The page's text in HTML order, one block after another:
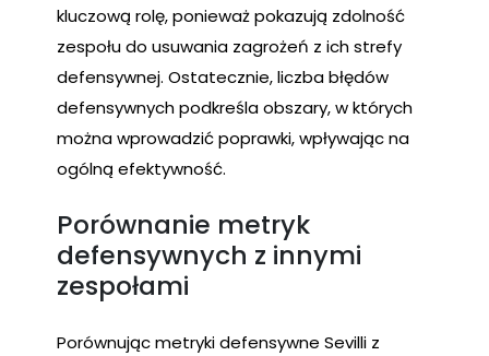
kluczową rolę, ponieważ pokazują zdolność
zespołu do usuwania zagrożeń z ich strefy
defensywnej. Ostatecznie, liczba błędów
defensywnych podkreśla obszary, w których
można wprowadzić poprawki, wpływając na
ogólną efektywność.
Porównanie metryk
defensywnych z innymi
zespołami
Porównując metryki defensywne Sevilli z